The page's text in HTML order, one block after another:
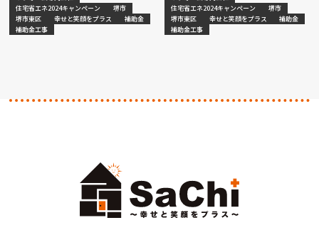
住宅省エネ2024キャンペーン
堺市
堺市東区
幸せと笑顔をプラス
補助金
補助金工事
住宅省エネ2024キャンペーン
堺市
堺市東区
幸せと笑顔をプラス
補助金
補助金工事